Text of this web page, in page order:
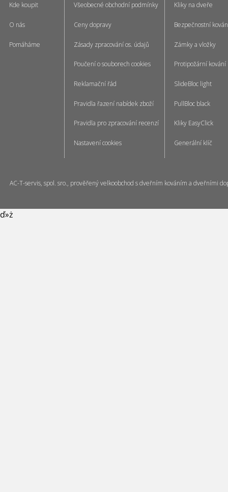
Kde koupit
O nás
Pomáháme
Všeobecné obchodní podmínky
Ceny dopravy
Zásady zpracování os. údajů
Poučení o souborech cookies
Reklamační řád
Pravidla řazení nabídek zboží
Pravidla pro zpracování recenzí
Nastavení cookies
Kliky na dveře
Bezpečnostní
Zámky a vložky
Protipožární kování
SlideBloc light
PullBloc black
Kliky EasyClick
Generální klíč
AC-T-servis, spol. sro., prověřený velkoobchod s dveřním kováním a dveřními
ď»ż